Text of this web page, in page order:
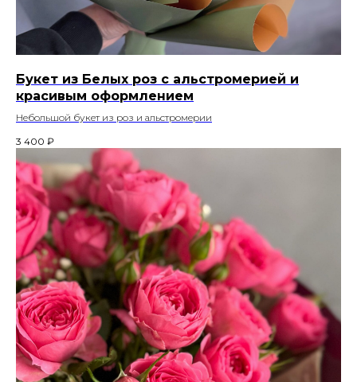
Букет из Белых роз с альстромерией и
красивым оформлением
Небольшой букет из роз и альстромерии
3 400 ₽